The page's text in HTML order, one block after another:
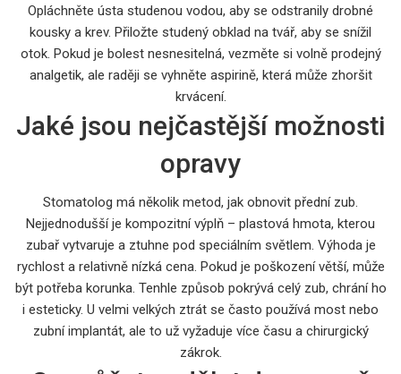
Opláchněte ústa studenou vodou, aby se odstranily drobné
kousky a krev. Přiložte studený obklad na tvář, aby se snížil
otok. Pokud je bolest nesnesitelná, vezměte si volně prodejný
analgetik, ale raději se vyhněte aspirině, která může zhoršit
krvácení.
Jaké jsou nejčastější možnosti
opravy
Stomatolog má několik metod, jak obnovit přední zub.
Nejjednodušší je kompozitní výplň – plastová hmota, kterou
zubař vytvaruje a ztuhne pod speciálním světlem. Výhoda je
rychlost a relativně nízká cena. Pokud je poškození větší, může
být potřeba korunka. Tenhle způsob pokrývá celý zub, chrání ho
i esteticky. U velmi velkých ztrát se často používá most nebo
zubní implantát, ale to už vyžaduje více času a chirurgický
zákrok.